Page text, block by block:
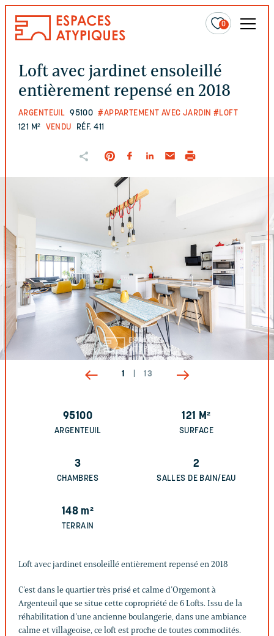
0
Loft avec jardinet ensoleillé
entièrement repensé en 2018
ARGENTEUIL 95100 #APPARTEMENT AVEC JARDIN #LOFT
121 M² VENDU RÉF. 411
1 13
95100
ARGENTEUIL
121 M²
SURFACE
3
CHAMBRES
2
SALLES DE BAIN/EAU
148 m²
TERRAIN
Loft avec jardinet ensoleillé entièrement repensé en 2018
C’est dans le quartier très prisé et calme d’Orgemont à
Argenteuil que se situe cette copropriété de 6 Lofts. Issu de la
réhabilitation d’une ancienne boulangerie, dans une ambiance
calme et villageoise, ce loft est proche de toutes commodités.